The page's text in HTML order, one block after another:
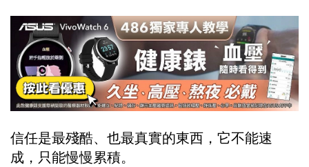
信任是最殘酷、也最真實的東西，它不能速
成，只能慢慢累積。